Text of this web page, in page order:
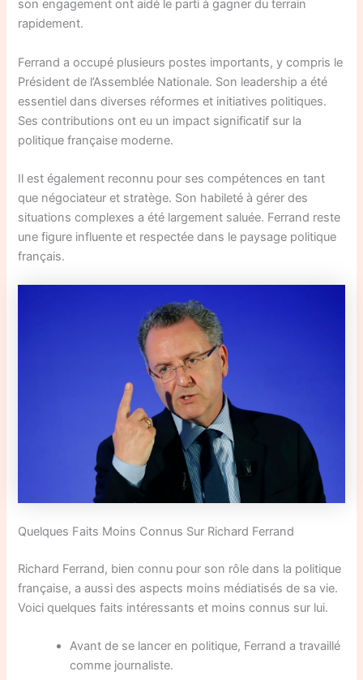
son engagement ont aidé le parti à gagner du terrain
rapidement.
Ferrand a occupé plusieurs postes importants, y compris le
Président de l’Assemblée Nationale. Son leadership a été
essentiel dans diverses réformes et initiatives politiques.
Ses contributions ont eu un impact significatif sur la
politique française moderne.
Il est également reconnu pour ses compétences en tant
que négociateur et stratège. Son habileté à gérer des
situations complexes a été largement saluée. Ferrand reste
une figure influente et respectée dans le paysage politique
français.
Quelques Faits Moins Connus Sur Richard Ferrand
Richard Ferrand, bien connu pour son rôle dans la politique
française, a aussi des aspects moins médiatisés de sa vie.
Voici quelques faits intéressants et moins connus sur lui.
Avant de se lancer en politique, Ferrand a travaillé
comme journaliste.